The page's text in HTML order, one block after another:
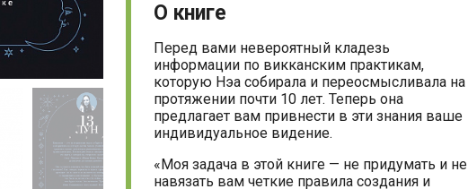
О книге
Перед вами невероятный кладезь
информации по викканским практикам,
которую Нэа собирала и переосмысливала на
протяжении почти 10 лет. Теперь она
предлагает вам привнести в эти знания ваше
индивидуальное видение.
«Моя задача в этой книге — не придумать и не
навязать вам четкие правила создания и